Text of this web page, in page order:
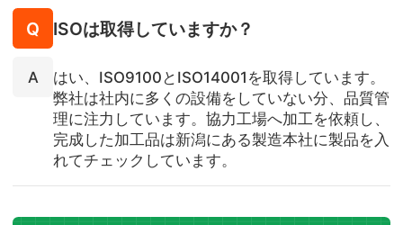
ISOは取得していますか？
はい、ISO9100とISO14001を取得しています。
弊社は社内に多くの設備をしていない分、品質管
理に注力しています。協⼒⼯場へ加⼯を依頼し、
完成した加⼯品は新潟にある製造本社に製品を入
れてチェックしています。